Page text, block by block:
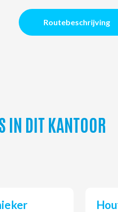
Routebeschrijving
IN DIT KANTOOR